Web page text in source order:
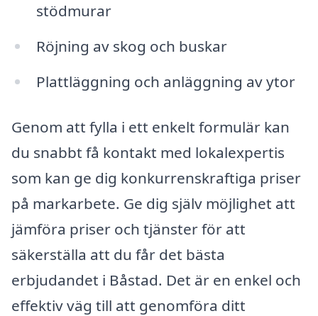
stödmurar
Röjning av skog och buskar
Plattläggning och anläggning av ytor
Genom att fylla i ett enkelt formulär kan
du snabbt få kontakt med lokalexpertis
som kan ge dig konkurrenskraftiga priser
på markarbete. Ge dig själv möjlighet att
jämföra priser och tjänster för att
säkerställa att du får det bästa
erbjudandet i Båstad. Det är en enkel och
effektiv väg till att genomföra ditt